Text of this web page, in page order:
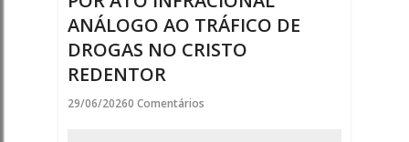
TRÁFICO
DE
DROGAS
ANÁLOGO AO TRÁFICO DE
DROGAS NO CRISTO
REDENTOR
29/06/20260 Comentários